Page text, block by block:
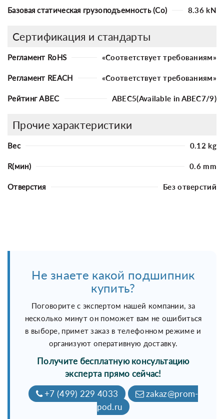
Базовая статическая грузоподъемность (Co) 8.36 kN
Сертификация и стандарты
Регламент RoHS «Соответствует требованиям»
Регламент REACH «Соответствует требованиям»
Рейтинг ABEC ABEC5(Available in ABEC7/9)
Прочие характеристики
Вес 0.12 kg
R(мин) 0.6 mm
Отверстия Без отверстий
Не знаете какой подшипник
купить?
Поговорите с экспертом нашей компании, за
несколько минут он поможет вам не ошибиться
в выборе, примет заказ в телефонном режиме и
организуют оперативную доставку.
Получите бесплатную консультацию
эксперта прямо сейчас!
+7 (499) 229 4033
zakaz@prom-
pod.ru